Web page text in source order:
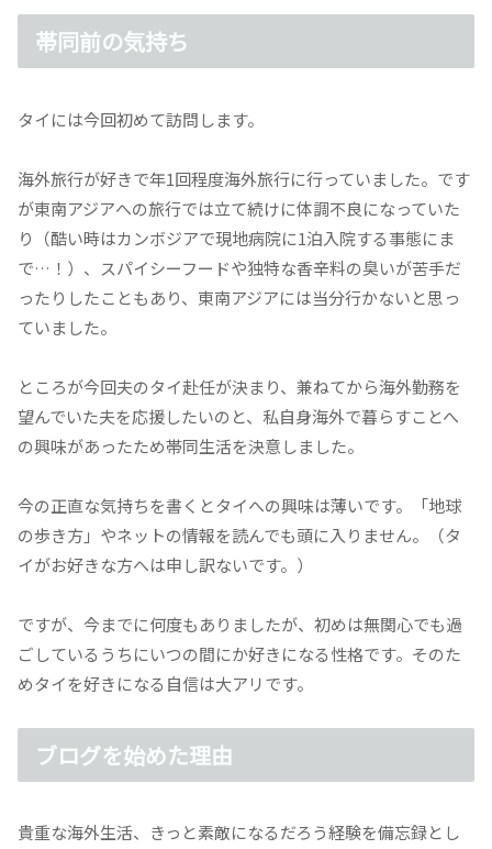
帯同前の気持ち
タイには今回初めて訪問します。
海外旅行が好きで年1回程度海外旅行に行っていました。です
が東南アジアへの旅行では立て続けに体調不良になっていた
り（酷い時はカンボジアで現地病院に1泊入院する事態にま
で…！）、スパイシーフードや独特な香辛料の臭いが苦手だ
ったりしたこともあり、東南アジアには当分行かないと思っ
ていました。
ところが今回夫のタイ赴任が決まり、兼ねてから海外勤務を
望んでいた夫を応援したいのと、私自身海外で暮らすことへ
の興味があったため帯同生活を決意しました。
今の正直な気持ちを書くとタイへの興味は薄いです。「地球
の歩き方」やネットの情報を読んでも頭に入りません。（タ
イがお好きな方へは申し訳ないです。）
ですが、今までに何度もありましたが、初めは無関心でも過
ごしているうちにいつの間にか好きになる性格です。そのた
めタイを好きになる自信は大アリです。
ブログを始めた理由
貴重な海外生活、きっと素敵になるだろう経験を備忘録とし